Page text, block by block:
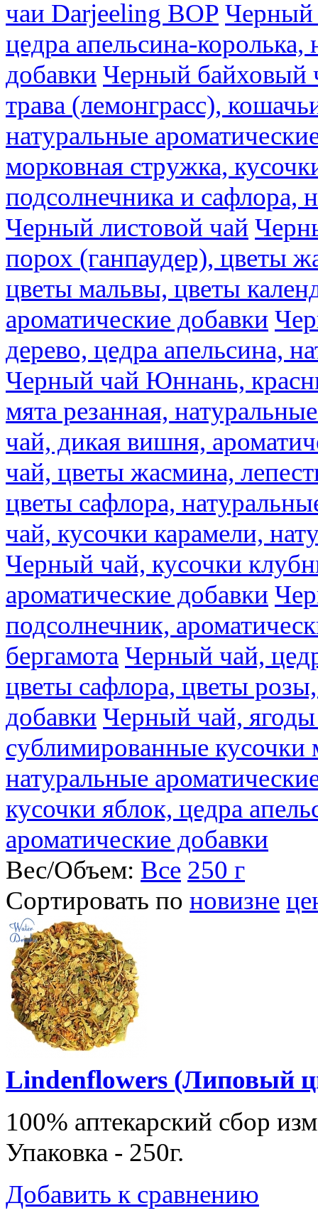
чаи Darjeeling BOP Черный
цедра апельсина-
добавки Черный байховый
трава (лемонграсс),
натуральные
морковная стружка,
подсолнечника и сафлора,
Черный листовой чай
порох (ганпаудер), цветы
цветы мальвы, цветы
ароматические добавки
дерево, цедра апельсина,
Черный чай Юннань,
мята резанная,
чай, дикая вишня,
чай, цветы жасмина,
цветы сафлора,
чай, кусочки карамели,
Черный чай, кусочки
ароматические добавки
подсолнечник,
бергамота Черный чай,
цветы сафлора, цветы
добавки Черный чай,
сублимированные
натуральные
кусочки яблок, цедра
ароматические добавки
Вес/Объем: Все 250 г
Сортировать по новизне
Lindenflowers (Липовый
100% аптекарский сбор
Упаковка - 250г.
Добавить к сравнению